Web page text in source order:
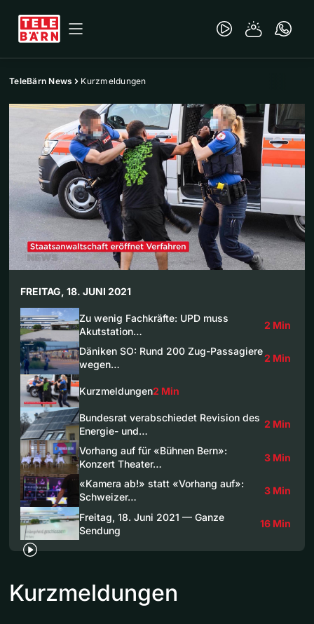
TeleBärn News Kurzmeldungen
FREITAG, 18. JUNI 2021
Zu wenig Fachkräfte: UPD muss
Akutstation…
2 Min
Däniken SO: Rund 200 Zug-Passagiere
wegen…
2 Min
Kurzmeldungen2 Min
Bundesrat verabschiedet Revision des
Energie- und…
2 Min
Vorhang auf für «Bühnen Bern»:
Konzert Theater…
3 Min
«Kamera ab!» statt «Vorhang auf»:
Schweizer…
3 Min
Freitag, 18. Juni 2021 — Ganze
Sendung
16 Min
Kurzmeldungen